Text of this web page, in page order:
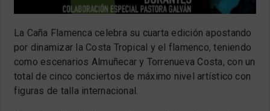
La Caña Flamenca celebra su cuarta edición apostando
por dinamizar la Costa Tropical y el flamenco, teniendo
como escenarios Almuñecar y Torrenueva Costa, con un
total de cinco conciertos de máximo nivel artístico con
figuras de talla internacional.